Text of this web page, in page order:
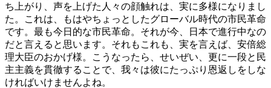
ち上がり、声を上げた人々の顔触れは、実に多様になりまし
た。これは、もはやちょっとしたグローバル時代の市民革命
です。最も今日的な市民革命。それが今、日本で進行中なの
だと言えると思います。それもこれも、実を言えば、安倍総
理大臣のおかげ様。こうなったら、せいぜい、更に一段と民
主主義を貫徹することで、我々は彼にたっぷり恩返しをしな
ければいけませんよね。